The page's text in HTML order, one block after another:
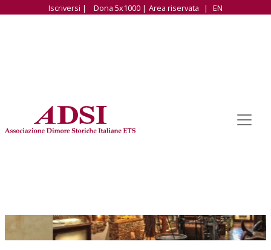
Iscriversi | Dona 5x1000 | Area riservata | EN